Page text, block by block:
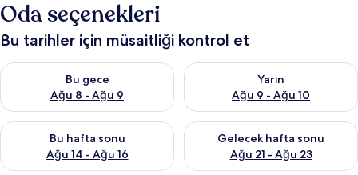
Oda seçenekleri
Bu tarihler için müsaitliği kontrol et
Bu gece
Ağu 8 - Ağu 9
Bu gece için müsaitliği kontrol et Ağu 8 - Ağu 9
Yarın
Ağu 9 - Ağu 10
Yarın için müsaitliği kontrol
Bu hafta sonu
Ağu 14 - Ağu 16
Bu hafta sonu için müsaitliği kontrol et Ağu 14 - Ağu 16
Gelecek hafta sonu
Ağu 21 - Ağu 23
Önümüzdeki hafta sonu için